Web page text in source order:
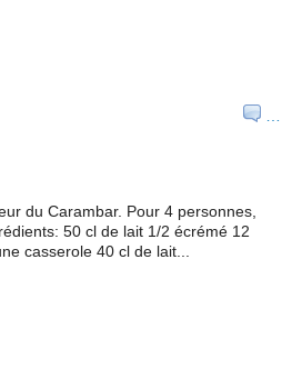
…
du Carambar. Pour 4 personnes,
50 cl de lait 1/2 écrémé 12
casserole 40 cl de lait...